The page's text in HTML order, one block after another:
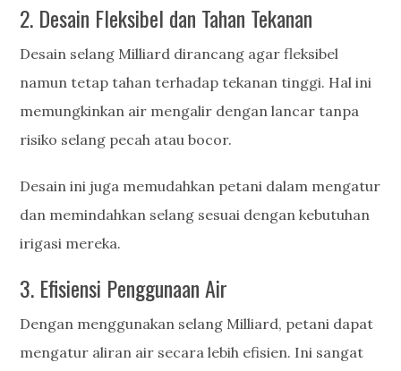
2. Desain Fleksibel dan Tahan Tekanan
Desain selang Milliard dirancang agar fleksibel
namun tetap tahan terhadap tekanan tinggi. Hal ini
memungkinkan air mengalir dengan lancar tanpa
risiko selang pecah atau bocor.
Desain ini juga memudahkan petani dalam mengatur
dan memindahkan selang sesuai dengan kebutuhan
irigasi mereka.
3. Efisiensi Penggunaan Air
Dengan menggunakan selang Milliard, petani dapat
mengatur aliran air secara lebih efisien. Ini sangat